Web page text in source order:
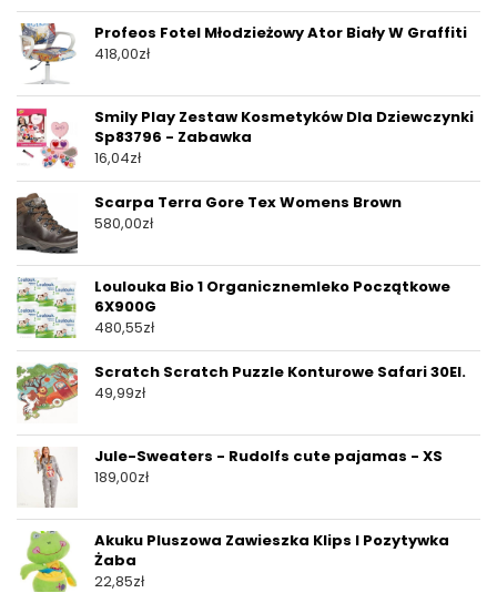
Profeos Fotel Młodzieżowy Ator Biały W Graffiti
418,00zł
Smily Play Zestaw Kosmetyków Dla Dziewczynki
Sp83796 - Zabawka
16,04zł
Scarpa Terra Gore Tex Womens Brown
580,00zł
Loulouka Bio 1 Organicznemleko Początkowe
6X900G
480,55zł
Scratch Scratch Puzzle Konturowe Safari 30El.
49,99zł
Jule-Sweaters - Rudolfs cute pajamas - XS
189,00zł
Akuku Pluszowa Zawieszka Klips I Pozytywka
Żaba
22,85zł